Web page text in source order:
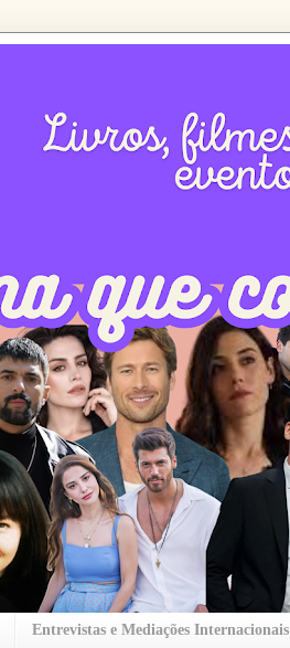
Entrevistas e Mediações Internacionais